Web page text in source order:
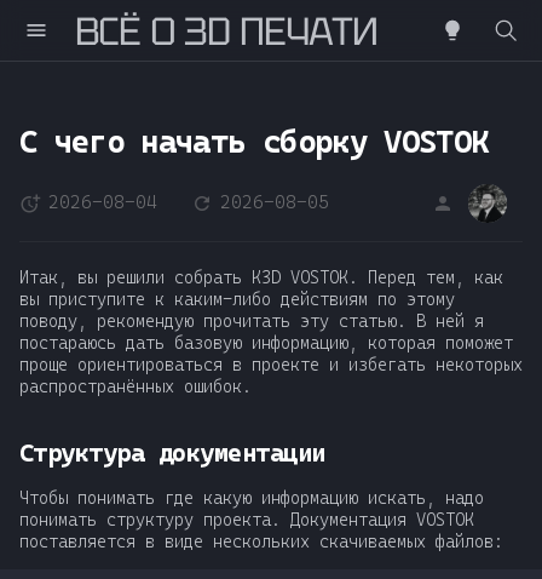
ВСË О 3D ПЕЧАТИ
н
т
е
п
а
С чего начать сборку VOSTOK
2026-08-04 2026-08-05 DS
Итак, вы решили собрать K3D VOSTOK. Перед тем, как
вы приступите к каким-либо действиям по этому
поводу, рекомендую прочитать эту статью. В ней я
постараюсь дать базовую информацию, которая поможет
проще ориентироваться в проекте и избегать некоторых
распространённых ошибок.
Структура документации
Чтобы понимать где какую информацию искать, надо
понимать структуру проекта. Документация VOSTOK
поставляется в виде нескольких скачиваемых файлов: